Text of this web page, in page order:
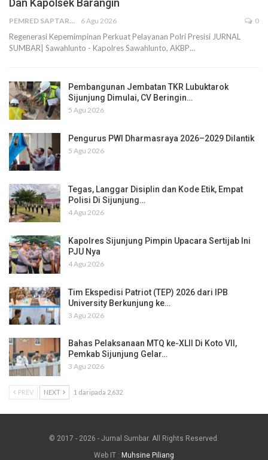
Dan Kapolsek Barangin
PEMRED SAPTARIUS 6 Agu 2026 0
Regenerasi Kepemimpinan Perkuat Pelayanan Polri Presisi JURNAL
SUMBAR| Sawahlunto - Kapolres Sawahlunto, AKBP…
Pembangunan Jembatan TKR Lubuktarok
Sijunjung Dimulai, CV Beringin…
5 Agu 2026
Pengurus PWI Dharmasraya 2026–2029 Dilantik
5 Agu 2026
Tegas, Langgar Disiplin dan Kode Etik, Empat
Polisi Di Sijunjung…
4 Agu 2026
Kapolres Sijunjung Pimpin Upacara Sertijab Ini
PJU Nya
4 Agu 2026
Tim Ekspedisi Patriot (TEP) 2026 dari IPB
University Berkunjung ke…
3 Agu 2026
Bahas Pelaksanaan MTQ ke-XLII Di Koto VII,
Pemkab Sijunjung Gelar…
3 Agu 2026
PREV NEXT 1 daripada 2,632
© 2017 - 2026 - Jurnal Sumbar. All Rights Reserved.
Web IT : Muhsine Piliang